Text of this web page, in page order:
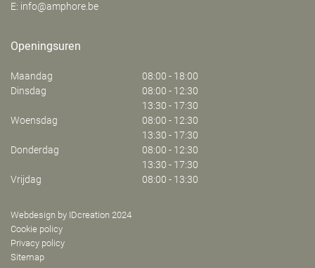
E: info@amphore.be
Openingsuren
Maandag
08:00 - 18:00
Dinsdag
08:00 - 12:30
13:30 - 17:30
Woensdag
08:00 - 12:30
13:30 - 17:30
Donderdag
08:00 - 12:30
13:30 - 17:30
Vrijdag
08:00 - 13:30
Webdesign by IDcreation 2024
Cookie policy
Privacy policy
Sitemap